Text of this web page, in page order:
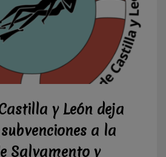
y León deja
a la
Salvamento y